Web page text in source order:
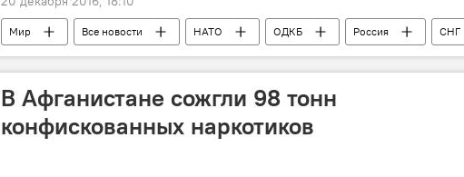
Мир Все новости НАТО ОДКБ Россия СНГ
В Афганистане сожгли 98 тонн
конфискованных наркотиков